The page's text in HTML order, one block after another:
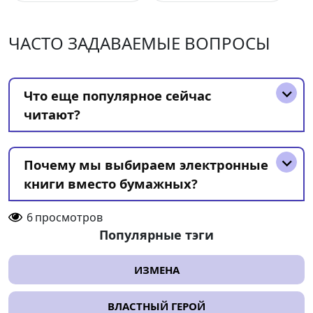
ЧАСТО ЗАДАВАЕМЫЕ ВОПРОСЫ
Что еще популярное сейчас
читают?
Почему мы выбираем электронные
книги вместо бумажных?
6просмотров
Популярные тэги
ИЗМЕНА
ВЛАСТНЫЙ ГЕРОЙ